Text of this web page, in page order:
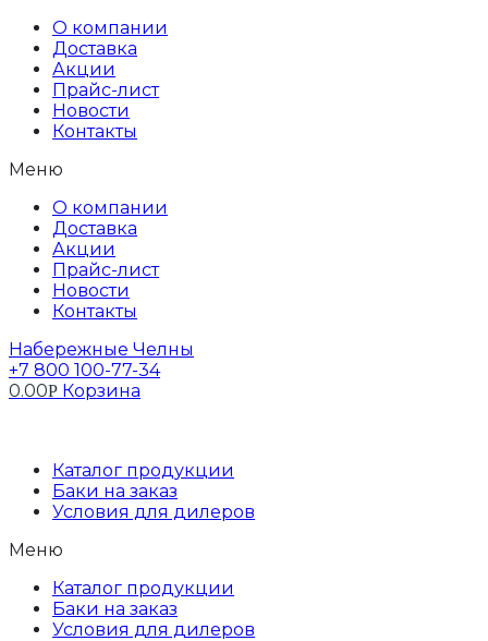
Перейти
содержимому
О компании
Доставка
Акции
Прайс-лист
Новости
Контакты
Меню
О компании
Доставка
Акции
Прайс-лист
Новости
Контакты
Набережные Челны
+7 800 100-77-34
0.00Р Корзина
Каталог продукции
Баки на заказ
Условия для дилеров
Меню
Каталог продукции
Баки на заказ
Условия для дилеров